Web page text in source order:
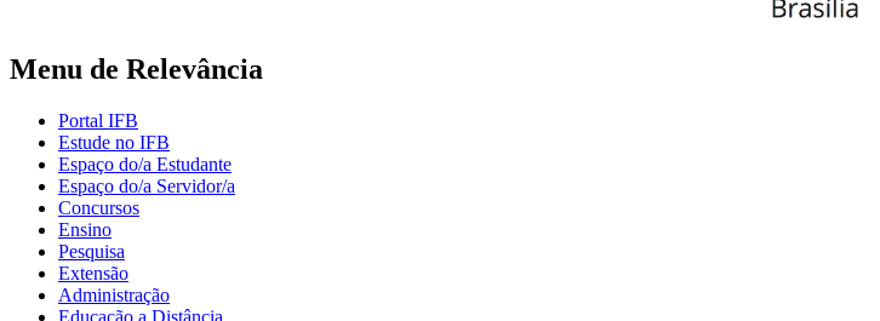
Menu de Relevância
Portal IFB
Estude no IFB
Espaço do/a Estudante
Espaço do/a Servidor/a
Concursos
Ensino
Pesquisa
Extensão
Administração
Educação a Distância